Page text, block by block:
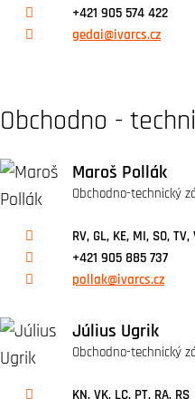
+421 905 574 422
gedai@ivarcs.cz
Obchodno -
Maroš Pollák
Obchodno-technický
RV, GL, KE, MI, SO,
+421 905 885 737
pollak@ivarcs.cz
Július Ugrik
Obchodno-technický
KN, VK, LC, PT, RA, RS